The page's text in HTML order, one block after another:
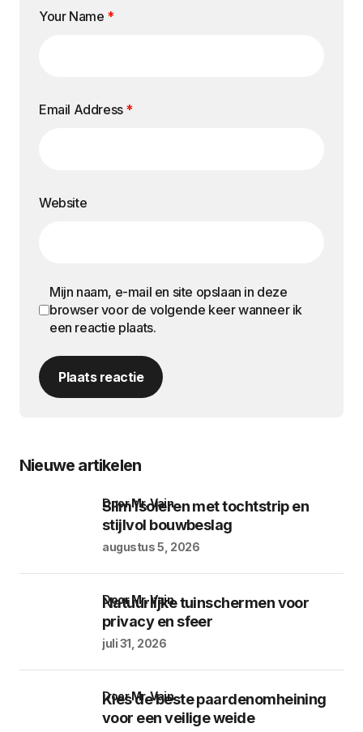
Your Name *
Email Address *
Website
Mijn naam, e-mail en site opslaan in deze
browser voor de volgende keer wanneer ik
een reactie plaats.
Plaats reactie
Nieuwe artikelen
Slim isoleren met tochtstrip en
stijlvol bouwbeslag
door Mr. Vain
augustus 5, 2026
Natuurlijke tuinschermen voor
privacy en sfeer
door Mr. Vain
juli 31, 2026
Kies de beste paardenomheining
voor een veilige weide
door Mr. Vain